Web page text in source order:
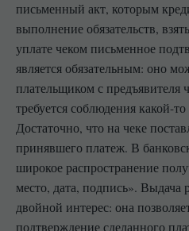
письменный акт, которым
выполнение обязательств,
уплате чеком письменное
является обязательным: оно
плательщиком с предъявителя
требуется соблюдения какой-
Достаточно, что на чеке
принявшего платеж. В
широкое распространение
место, дата, подпись». Выдача
двойной интерес: она
подтверждение сделанного